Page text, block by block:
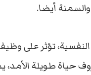
أيضا.
تؤثر على
حياة طويلة